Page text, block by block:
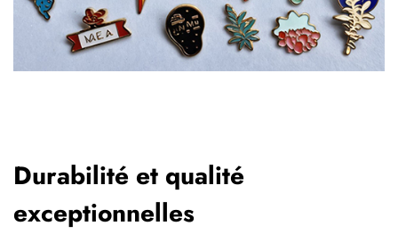
Durabilité et qualité
exceptionnelles